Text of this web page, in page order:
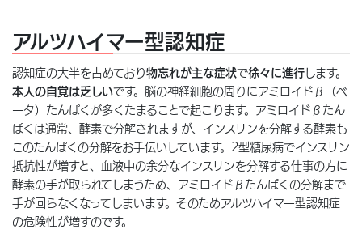
アルツハイマー型認知症
認知症の大半を占めており物忘れが主な症状で徐々に進行 します。
本人の自覚は乏しいです。脳の神経細胞の周りにアミロイドβ（ベ
ータ）たんぱくが多くたまることで起こります。アミロイドβたん
ぱくは通常、酵素で分解されますが、インスリンを分解する酵素も
このたんぱくの分解をお手伝いしています。2型糖尿病でインスリン
抵抗性が増すと、血液中の余分なインスリンを分解する仕事の方に
酵素の手が取られてしまうため、アミロイドβたんぱくの分解まで
手が回らなくなってしまいます。そのためアルツハイマー型認知症
の危険性が増すのです。